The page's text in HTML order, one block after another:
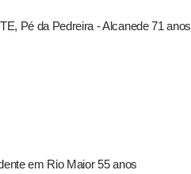
Pé da Pedreira - Alcanede 71 anos
em Rio Maior 55 anos